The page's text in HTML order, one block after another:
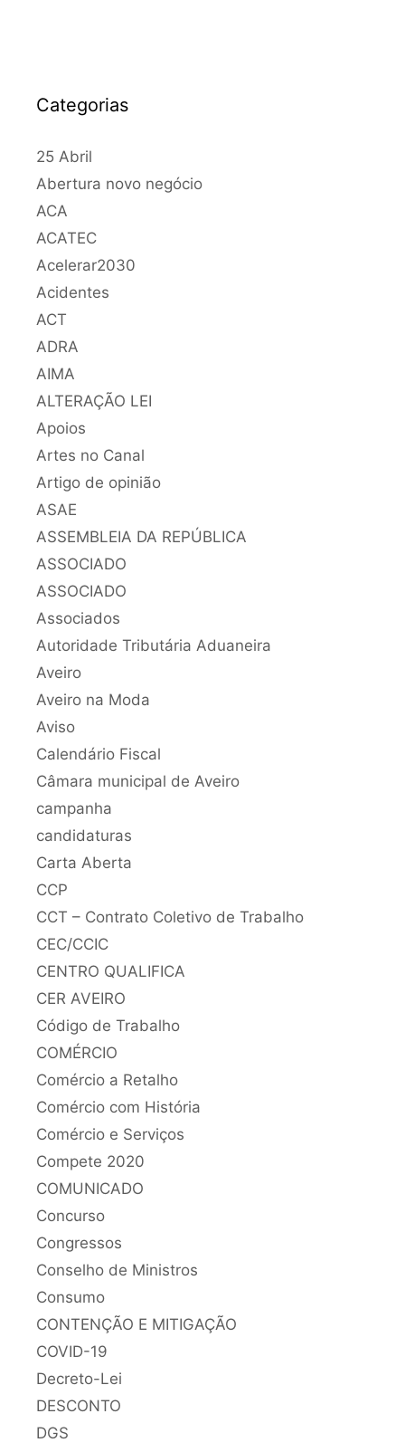
Categorias
25 Abril
Abertura novo negócio
ACA
ACATEC
Acelerar2030
Acidentes
ACT
ADRA
AIMA
ALTERAÇÃO LEI
Apoios
Artes no Canal
Artigo de opinião
ASAE
ASSEMBLEIA DA REPÚBLICA
ASSOCIADO
ASSOCIADO
Associados
Autoridade Tributária Aduaneira
Aveiro
Aveiro na Moda
Aviso
Calendário Fiscal
Câmara municipal de Aveiro
campanha
candidaturas
Carta Aberta
CCP
CCT – Contrato Coletivo de Trabalho
CEC/CCIC
CENTRO QUALIFICA
CER AVEIRO
Código de Trabalho
COMÉRCIO
Comércio a Retalho
Comércio com História
Comércio e Serviços
Compete 2020
COMUNICADO
Concurso
Congressos
Conselho de Ministros
Consumo
CONTENÇÃO E MITIGAÇÃO
COVID-19
Decreto-Lei
DESCONTO
DGS